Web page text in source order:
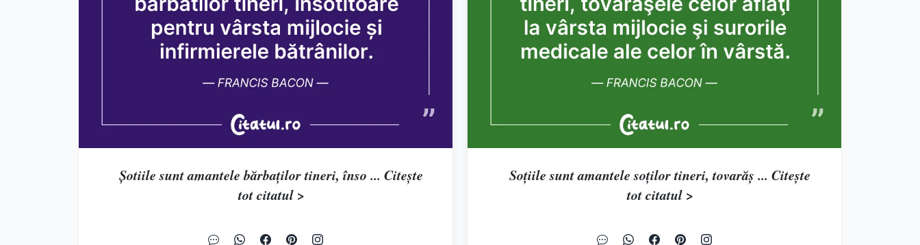
Șotiile sunt amantele bărbaților tineri, înso ... Citește
tot citatul >
Soţiile sunt amantele soţilor tineri, tovarăş ... Citește
tot citatul >